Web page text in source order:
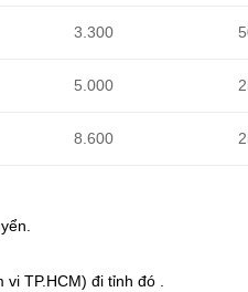
3.300
5.000
8.600
TP.HCM) đi tỉnh đó .